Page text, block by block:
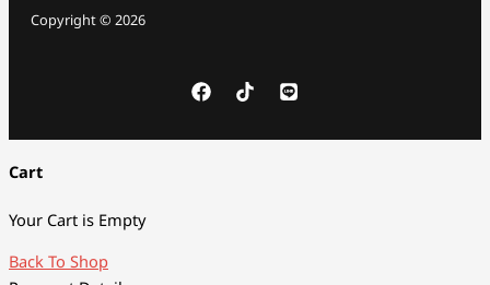
Copyright © 2026
Cart
Your Cart is Empty
Back To Shop